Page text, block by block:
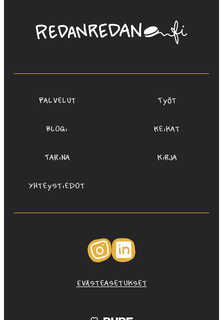
Linda
Saukko-
Oy
Palvelut Työt
Blogi Keikat
Tarina Kirja
Yhteystiedot
Instagram
Evästeasetukset